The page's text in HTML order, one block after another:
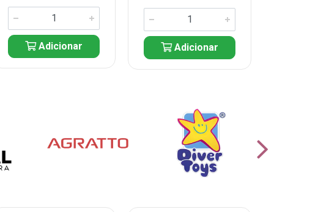
Adicionar Adicionar